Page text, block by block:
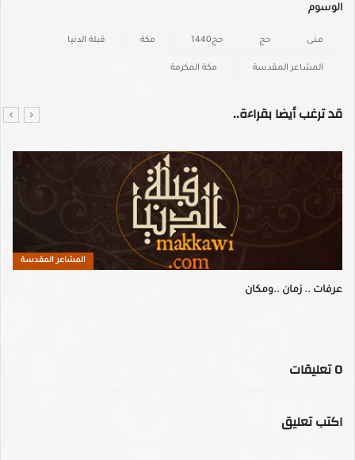
الوسوم
مـنـى حج حج1440 مكة قبلة الدنيا
المشاعر المقدسة مكة المكرمة
قد ترغب أيضا بقراءة..
المشاعر المقدسة
عرفات .. زمان ..ومكان
0تعليقات
اكتب تعليق